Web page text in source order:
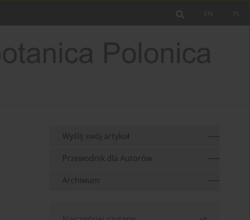
Wyślij swój artykuł
Przewodnik dla Autorów
Archiwum